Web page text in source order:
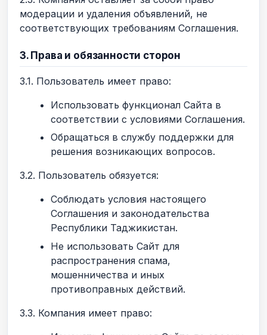
модерации и удаления объявлений, не
соответствующих требованиям Соглашения.
3. Права и обязанности сторон
3.1. Пользователь имеет право:
Использовать функционал Сайта в
соответствии с условиями Соглашения.
Обращаться в службу поддержки для
решения возникающих вопросов.
3.2. Пользователь обязуется:
Соблюдать условия настоящего
Соглашения и законодательства
Республики Таджикистан.
Не использовать Сайт для
распространения спама,
мошенничества и иных
противоправных действий.
3.3. Компания имеет право: